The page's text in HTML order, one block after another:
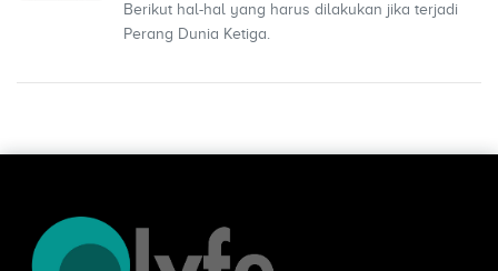
Berikut hal-hal yang harus dilakukan jika terjadi
Perang Dunia Ketiga.